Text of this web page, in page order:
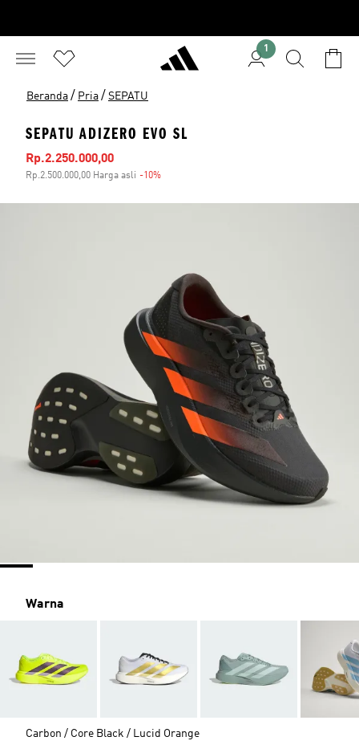
1
Beranda / Pria / SEPATU
SEPATU ADIZERO EVO SL
Harga penjualan
Rp.2.250.000,00
Rp.2.500.000,00 Harga asli -10%
Warna
Carbon / Core Black / Lucid Orange